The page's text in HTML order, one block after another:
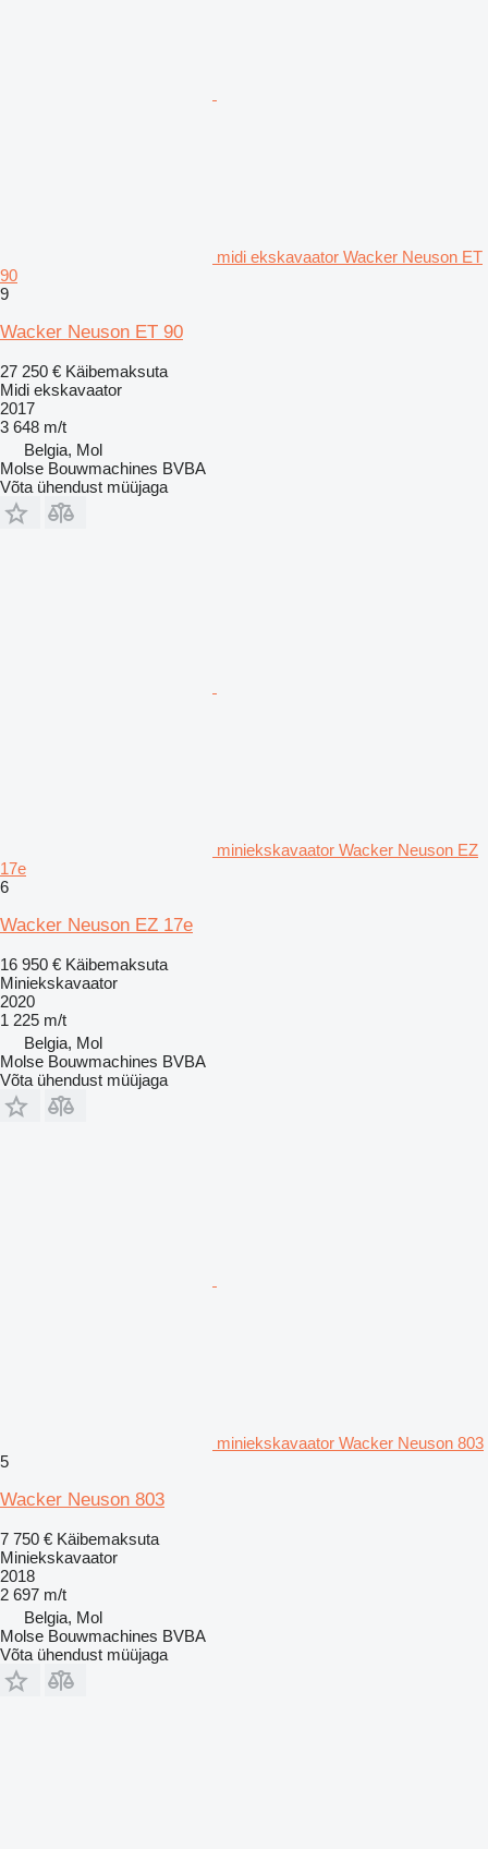
midi ekskavaator Wacker Neuson ET
90
9
Wacker Neuson ET 90
27 250 € Käibemaksuta
Midi ekskavaator
2017
3 648 m/t
Belgia, Mol
Molse Bouwmachines BVBA
Võta ühendust müüjaga
miniekskavaator Wacker Neuson EZ
17e
6
Wacker Neuson EZ 17e
16 950 € Käibemaksuta
Miniekskavaator
2020
1 225 m/t
Belgia, Mol
Molse Bouwmachines BVBA
Võta ühendust müüjaga
miniekskavaator Wacker Neuson 803
5
Wacker Neuson 803
7 750 € Käibemaksuta
Miniekskavaator
2018
2 697 m/t
Belgia, Mol
Molse Bouwmachines BVBA
Võta ühendust müüjaga